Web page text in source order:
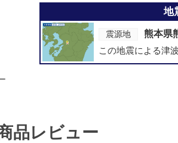
地
震源地 熊本県
この地震による津
品レビュー